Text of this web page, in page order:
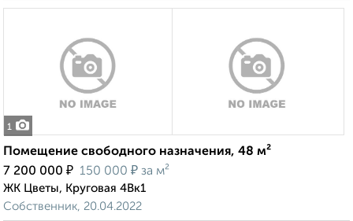
1
Помещение свободного назначения, 48 м²
7 200 000 ₽ 150 000 ₽ за м²
ЖК Цветы, Круговая 4Вк1
Собственник, 20.04.2022